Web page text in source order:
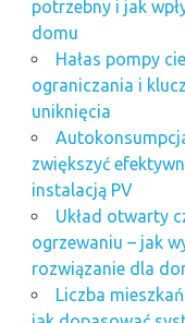
ogrodniczych
zakład
kamieniarski
Wrocław
zarządzanie
nieruchomościami
poznań
potrzebny i jak
domu
Hałas pompy
ograniczania i
uniknięcia
zwiększyć
instalacją PV
Układ otwarty
ogrzewaniu – jak
rozwiązanie dla
Liczba